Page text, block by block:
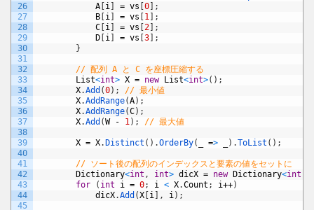
26
27
28
29
30
31
32
33
34
35
36
37
38
39
40
41
42
43
44
45
A [i ] = vs [0] ;
B [i ] = vs [1 ] ;
C [i ] = vs [2] ;
D [i ] = vs [3] ;
}
// 配列 A と C を座標圧縮する
List<int> X = new List<int>( ) ;
X.Add (0) ;
// 最小値
X.AddRange(A) ;
X.AddRange(C) ;
X.Add (W - 1 ) ; // 最大値
X = X.Distinct ( ) .OrderBy( => ) .ToList ( ) ;
// ソート後の配列のインデックスと要素の値をセットに
Dictionary<int , int> dicX = new Dictionary<int
for
( int i = 0; i < X.Count ; i++)
dicX.Add (X [i ] , i ) ;